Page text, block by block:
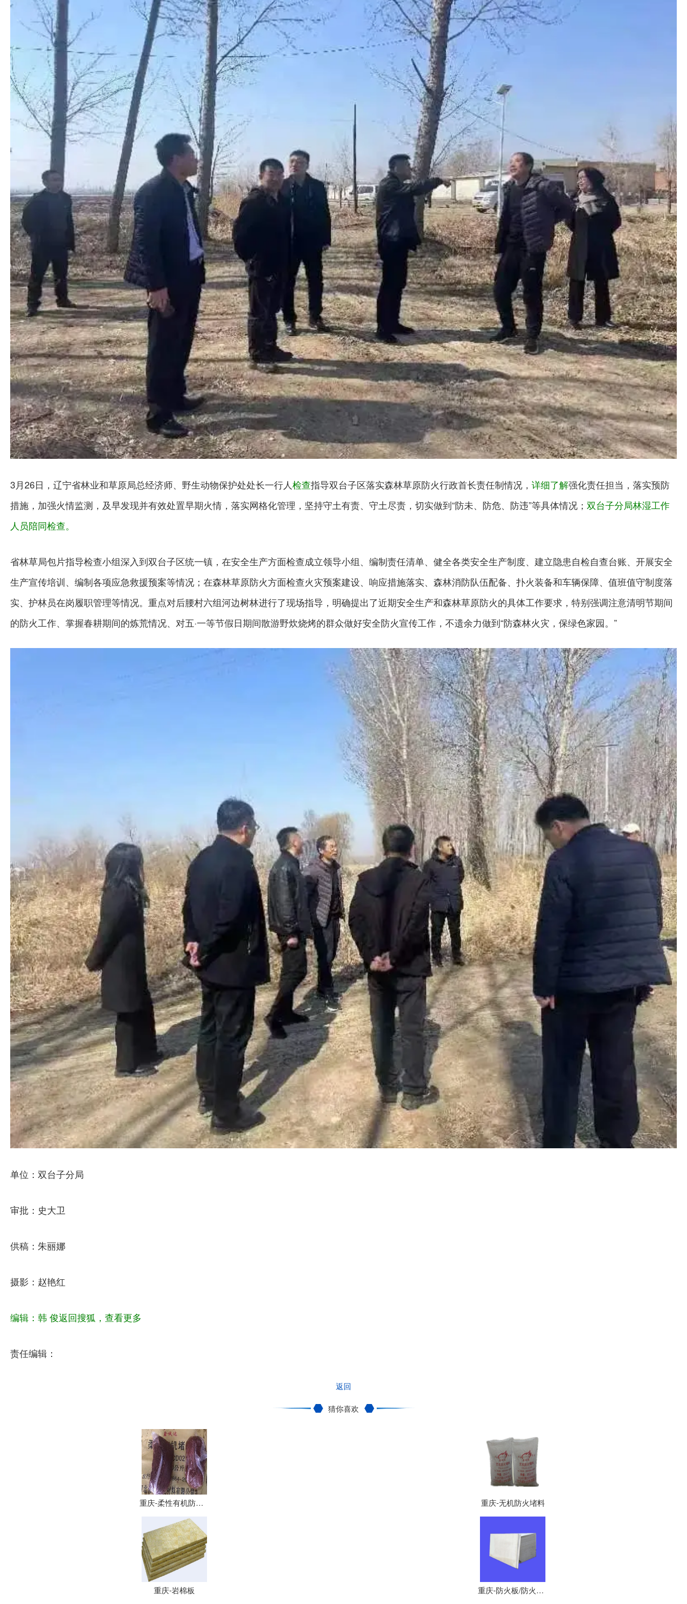
3月26日，辽宁省林业和草原局总经济师、野生动物保护处处长一行人检查指导双台子区落实森林草原防火行政首长责任制情况， 详细了解强化责任担当，落实预防
措施，加强火情监测，及早发现并有效处置早期火情，落实网格化管理，坚持守土有责、守土尽责，切实做到“防未、防危、防违”等具体情况； 双台子分局林湿工作
人员陪同检查。
省林草局包片指导检查小组深入到双台子区统一镇，在安全生产方面检查成立领导小组、编制责任清单、健全各类安全生产制度、建立隐患自检自查台账、开展安全
生产宣传培训、编制各项应急救援预案等情况；在森林草原防火方面检查火灾预案建设、响应措施落实、森林消防队伍配备、扑火装备和车辆保障、值班值守制度落
实、护林员在岗履职管理等情况。重点对后腰村六组河边树林进行了现场指导，明确提出了近期安全生产和森林草原防火的具体工作要求，特别强调注意清明节期间
的防火工作、掌握春耕期间的炼荒情况、对五·一等节假日期间散游野炊烧烤的群众做好安全防火宣传工作，不遗余力做到“防森林火灾，保绿色家园。”
单位：双台子分局
审批：史大卫
供稿：朱丽娜
摄影：赵艳红
编辑：韩 俊返回搜狐，查看更多
责任编辑：
返回
猜你喜欢
重庆-柔性有机防火堵料、防火泥 重庆-无机防火堵料
重庆-岩棉板 重庆-防火板/防火隔板